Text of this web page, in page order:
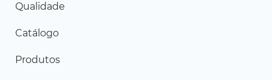
Qualidade
Catálogo
Produtos